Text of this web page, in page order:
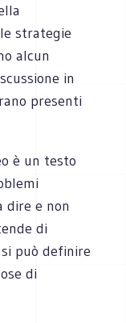
strategie
alcun
in
presenti
è un testo
dire e non
di
può definire
di